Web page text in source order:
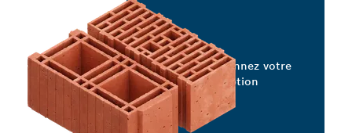
Sélectionnez votre
option